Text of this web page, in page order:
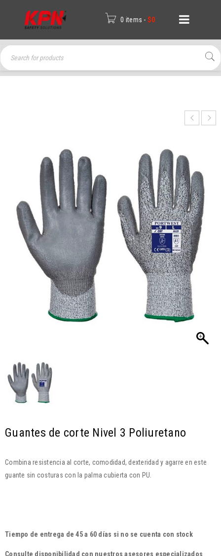
0 items - $0
Guantes de corte Nivel 3 Poliuretano
Combina resistencia al corte, comodidad, dexteridad y agarre en este
guante sin costuras con la palma cubierta con PU.
Tiempo de entrega de 45 a 60 días si no se cuenta con stock
Consulte disponibilidad con nuestros asesores especializados